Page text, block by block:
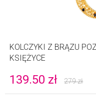
KOLCZYKI Z BRĄZU
KSIĘŻYCE
139.50 zł 279zł